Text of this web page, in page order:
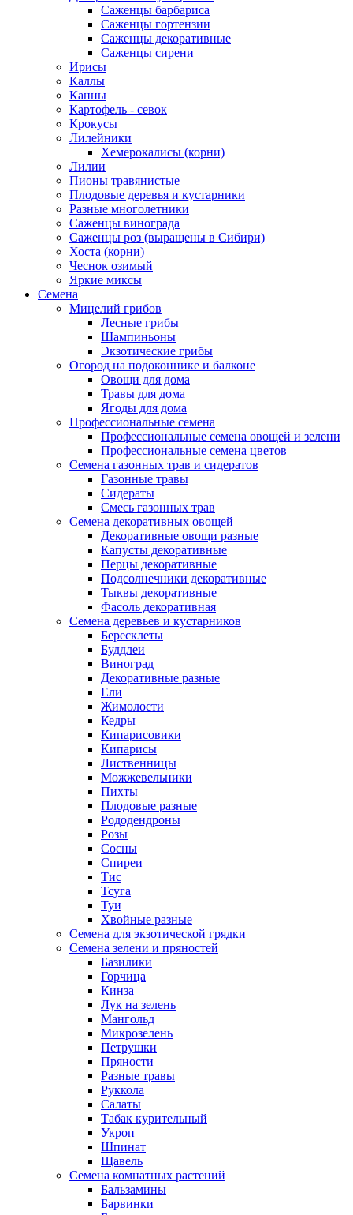
Саженцы барбариса
Саженцы гортензии
Саженцы декоративные
Саженцы сирени
Ирисы
Каллы
Канны
Картофель - севок
Крокусы
Лилейники
Хемерокалисы (корни)
Лилии
Пионы травянистые
Плодовые деревья и кустарники
Разные многолетники
Саженцы винограда
Саженцы роз (выращены в Сибири)
Хоста (корни)
Чеснок озимый
Яркие миксы
Семена
Мицелий грибов
Лесные грибы
Шампиньоны
Экзотические грибы
Огород на подоконнике и балконе
Овощи для дома
Травы для дома
Ягоды для дома
Профессиональные семена
Профессиональные семена овощей и зелени
Профессиональные семена цветов
Семена газонных трав и сидератов
Газонные травы
Сидераты
Смесь газонных трав
Семена декоративных овощей
Декоративные овощи разные
Капусты декоративные
Перцы декоративные
Подсолнечники декоративные
Тыквы декоративные
Фасоль декоративная
Семена деревьев и кустарников
Бересклеты
Буддлеи
Виноград
Декоративные разные
Ели
Жимолости
Кедры
Кипарисовики
Кипарисы
Лиственницы
Можжевельники
Пихты
Плодовые разные
Рододендроны
Розы
Сосны
Спиреи
Тис
Тсуга
Туи
Хвойные разные
Семена для экзотической грядки
Семена зелени и пряностей
Базилики
Горчица
Кинза
Лук на зелень
Мангольд
Микрозелень
Петрушки
Пряности
Разные травы
Руккола
Салаты
Табак курительный
Укроп
Шпинат
Щавель
Семена комнатных растений
Бальзамины
Барвинки